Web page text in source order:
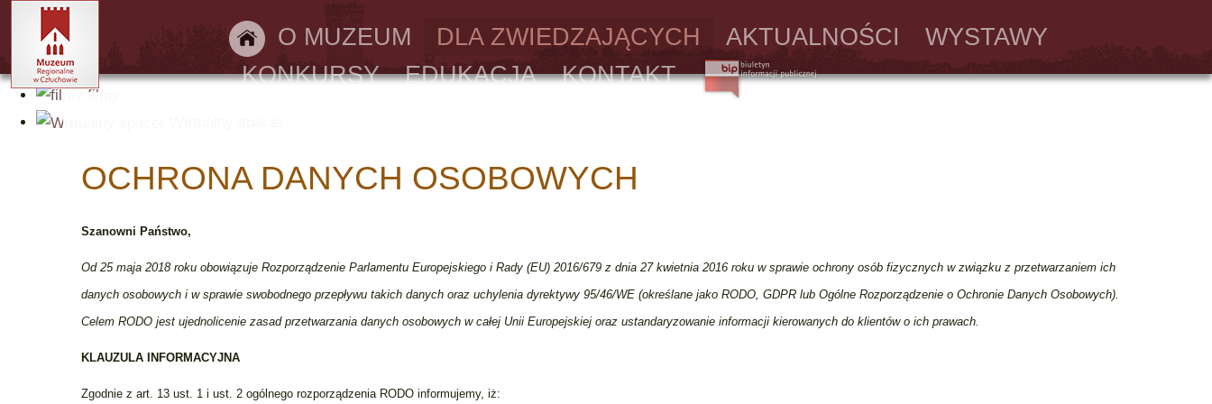
O MUZEUM DLA ZWIEDZAJĄCYCH AKTUALNOŚCI
WYSTAWY
KONKURSY
EDUKACJA KONTAKT
OCHRONA DANYCH OSOBOWYCH
Szanowni Państwo,
Od 25 maja 2018 roku obowiązuje Rozporządzenie Parlamentu Europejskiego i Rady (EU) 2016/679 z dnia 27 kwietnia 2016 roku w sprawie ochrony osób fizycznych w związku z przetwarzaniem ich
danych osobowych i w sprawie swobodnego przepływu takich danych oraz uchylenia dyrektywy 95/46/WE (określane jako RODO, GDPR lub Ogólne Rozporządzenie o Ochronie Danych Osobowych).
Celem RODO jest ujednolicenie zasad przetwarzania danych osobowych w całej Unii Europejskiej oraz ustandaryzowanie informacji kierowanych do klientów o ich prawach.
KLAUZULA INFORMACYJNA
Zgodnie z art. 13 ust. 1 i ust. 2 ogólnego rozporządzenia RODO informujemy, iż:
filmy